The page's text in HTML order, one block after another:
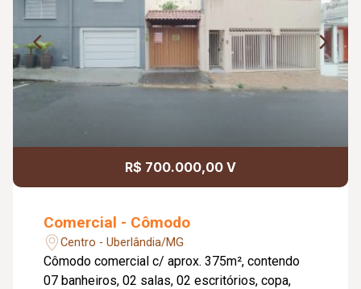
R$ 700.000,00 V
Comercial - Cômodo
Centro - Uberlândia/MG
Cômodo comercial c/ aprox. 375m², contendo
07 banheiros, 02 salas, 02 escritórios, copa,